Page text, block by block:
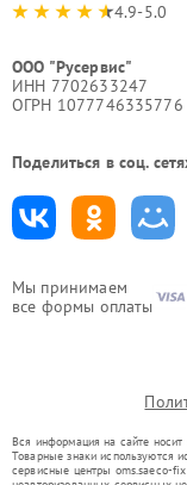
Мы принимаем
все формы оплаты
4.9-5.0
ООО "Русервис"
ИНН 7702633247
ОГРН 1077746335776
Поделиться в соц.
Вся информация на сайте
Товарные знаки используются
сервисные центры oms.saeco-